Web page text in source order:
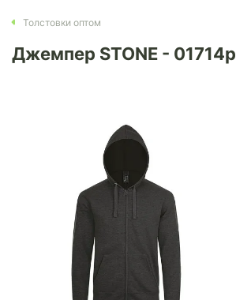
Толстовки оптом
Джемпер STONE - 01714p